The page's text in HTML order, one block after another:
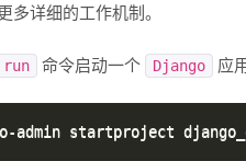
多详细的工作机制。
run 命令启动一个 Django 应